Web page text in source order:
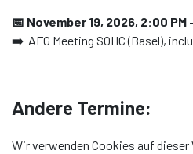
📅 November 19, 2026, 2:00 PM
➡️ AFG Meeting SOHC (Basel),
Andere Termine:
📅June 16, 2026, 5:00 PM –
Wir verwenden Cookies auf dieser